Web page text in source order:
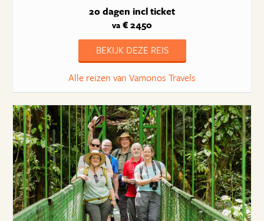
20 dagen incl ticket
va € 2450
BEKIJK DEZE REIS
Alle reizen van Vamonos Travels